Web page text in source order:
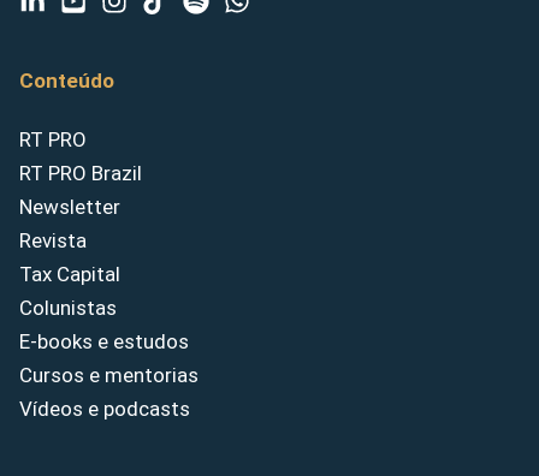
Conteúdo
RT PRO
RT PRO Brazil
Newsletter
Revista
Tax Capital
Colunistas
E-books e estudos
Cursos e mentorias
Vídeos e podcasts